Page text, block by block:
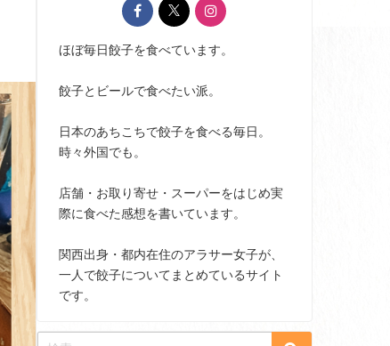
ほぼ毎日餃子を食べています。
餃子とビールで食べたい派。
日本のあちこちで餃子を食べる毎日。
時々外国でも。
店舗・お取り寄せ・スーパーをはじめ実
際に食べた感想を書いています。
関西出身・都内在住のアラサー女子が、
一人で餃子についてまとめているサイト
です。